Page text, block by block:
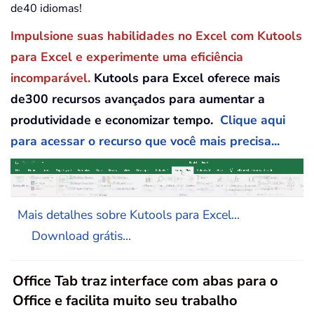
de40 idiomas!
Impulsione suas habilidades no Excel com Kutools
para Excel e experimente uma eficiência
incomparável. Kutools para Excel oferece mais
de300 recursos avançados para aumentar a
produtividade e economizar tempo. Clique aqui
para acessar o recurso que você mais precisa...
Mais detalhes sobre Kutools para Excel...
Download grátis...
Office Tab traz interface com abas para o
Office e facilita muito seu trabalho